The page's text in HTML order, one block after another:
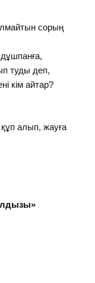
сорың
туды деп,
кім айтар?
құп алып, жауға